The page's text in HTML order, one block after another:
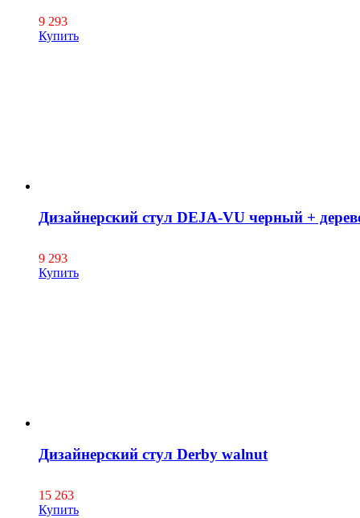
9 293
Купить
Дизайнерский стул DEJA-VU черный +
9 293
Купить
Дизайнерский стул Derby walnut
15 263
Купить